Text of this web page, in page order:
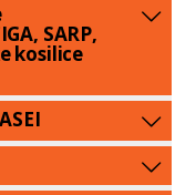
SARP,
kosilice